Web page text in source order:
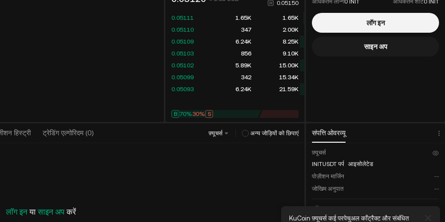
हिस्ट्री ट्रेडिंग एल्गोरिदम(0) फ़्यूचर्स अन्य जोड़ियों को छिपाएं संपत्ति ओवरव्यू
0.05150
0.05111 1.65K
1.65K
0.05110
347
2.00K
0.05109
6.24K
8.25K
0.05103
856
9.10K
0.05102
5.89K
15.00K
0.05099
342
15.34K
0.05093
6.24K 21.59K
B 70%30% S
लॉग इनया साइन अपकरें
अधिकतम लॉन्ग0 INIT अधिकतम शॉर्ट0 INIT
लॉग इन
साइन अप
फ़्यूचर्स
INITUSDT पर्प आइसोलेटेड
पोज़ीशन मार्जिन
--
जोखिम अनुपात
--
KuCoin फ़्यूचर्स कई परपेचुअल कॉंट्रैक्ट और संबंधित